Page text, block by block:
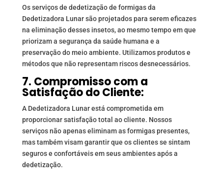
Os serviços de dedetização de formigas da
Dedetizadora Lunar são projetados para serem eficazes
na eliminação desses insetos, ao mesmo tempo em que
priorizam a segurança da saúde humana e a
preservação do meio ambiente. Utilizamos produtos e
métodos que não representam riscos desnecessários.
7. Compromisso com a
Satisfação do Cliente:
A Dedetizadora Lunar está comprometida em
proporcionar satisfação total ao cliente. Nossos
serviços não apenas eliminam as formigas presentes,
mas também visam garantir que os clientes se sintam
seguros e confortáveis em seus ambientes após a
dedetização.